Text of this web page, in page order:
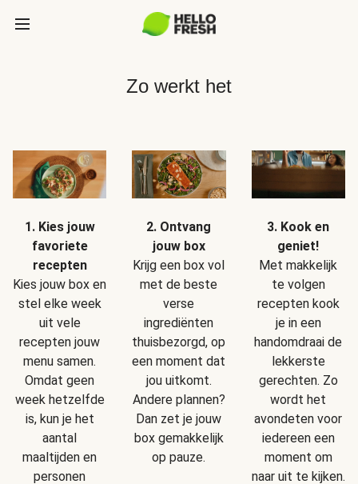
Zo werkt het
1. Kies jouw
favoriete
recepten
Kies jouw box en
stel elke week
uit vele
recepten jouw
menu samen.
Omdat geen
week hetzelfde
is, kun je het
aantal
maaltijden en
personen
2. Ontvang
jouw box
Krijg een box vol
met de beste
verse
ingrediënten
thuisbezorgd, op
een moment dat
jou uitkomt.
Andere plannen?
Dan zet je jouw
box gemakkelijk
op pauze.
3. Kook en
geniet!
Met makkelijk
te volgen
recepten kook
je in een
handomdraai de
lekkerste
gerechten. Zo
wordt het
avondeten voor
iedereen een
moment om
naar uit te kijken.